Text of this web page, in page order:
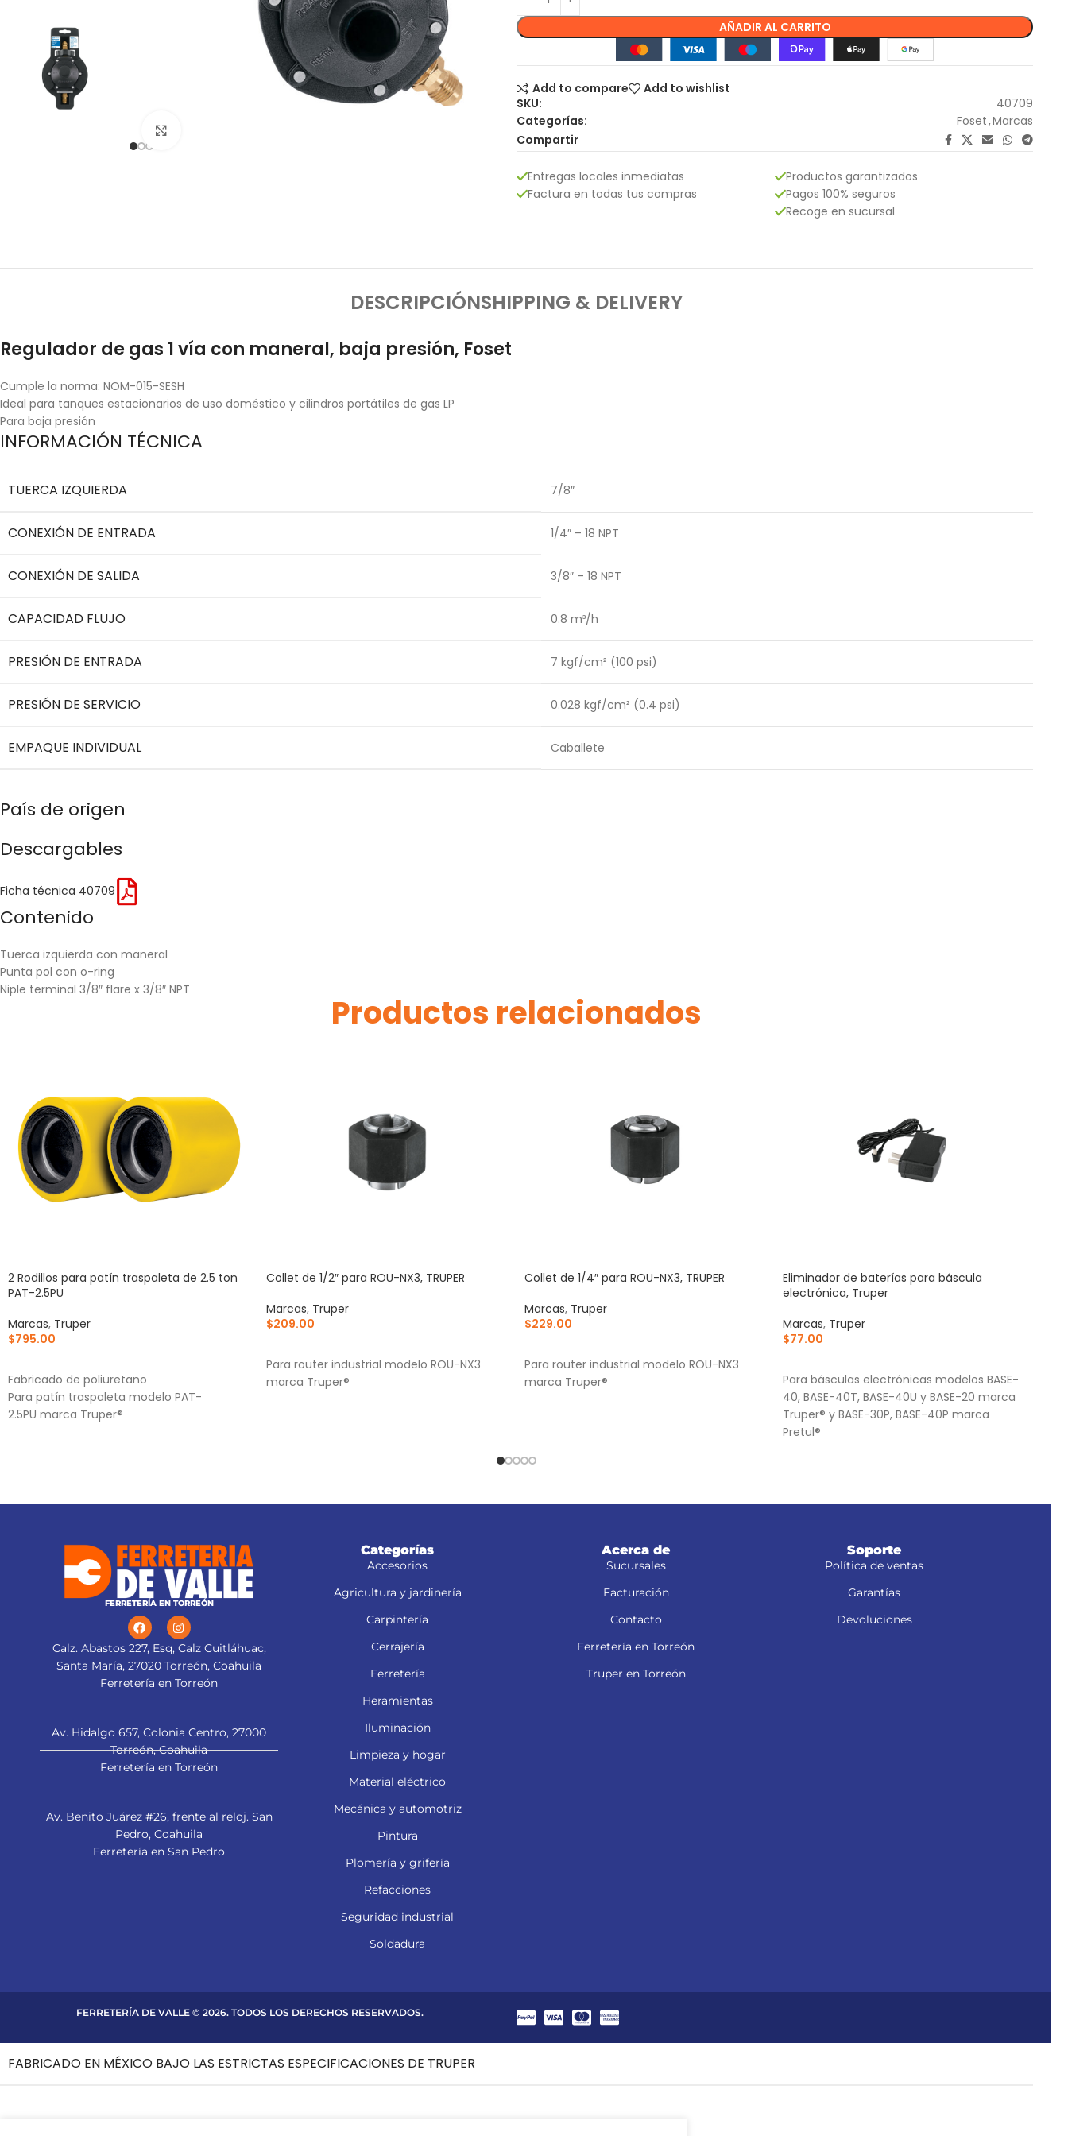
AÑADIR AL CARRITO
Add to compare
Add to wishlist
SKU:
40709
Categorías:
Foset,Marcas
Compartir
Entregas locales inmediatas
Factura en todas tus compras
Productos garantizados
Pagos 100% seguros
Recoge en sucursal
DESCRIPCIÓNSHIPPING & DELIVERY
Regulador de gas 1 vía con maneral, baja presión, Foset
Cumple la norma: NOM-015-SESH
Ideal para tanques estacionarios de uso doméstico y cilindros portátiles de gas LP
Para baja presión
INFORMACIÓN TÉCNICA
TUERCA IZQUIERDA 7/8″
CONEXIÓN DE ENTRADA 1/4″ – 18 NPT
CONEXIÓN DE SALIDA 3/8″ – 18 NPT
CAPACIDAD FLUJO 0.8 m³/h
PRESIÓN DE ENTRADA 7 kgf/cm² (100 psi)
PRESIÓN DE SERVICIO 0.028 kgf/cm² (0.4 psi)
EMPAQUE INDIVIDUAL Caballete
País de origen
Descargables
Ficha técnica 40709
Contenido
Tuerca izquierda con maneral
Punta pol con o-ring
Niple terminal 3/8″ flare x 3/8″ NPT
Productos relacionados
2 Rodillos para patín traspaleta de 2.5 ton
PAT-2.5PU
Marcas, Truper
$795.00
Fabricado de poliuretano
Para patín traspaleta modelo PAT-
2.5PU marca Truper®
Collet de 1/2″ para ROU-NX3, TRUPER
Marcas, Truper
$209.00
Para router industrial modelo ROU-NX3
marca Truper®
Collet de 1/4″ para ROU-NX3, TRUPER
Marcas, Truper
$229.00
Para router industrial modelo ROU-NX3
marca Truper®
Eliminador de baterías para báscula
electrónica, Truper
Marcas, Truper
$77.00
Para básculas electrónicas modelos BASE-
40, BASE-40T, BASE-40U y BASE-20 marca
Truper® y BASE-30P, BASE-40P marca
Pretul®
FERRETERÍA EN TORREÓN
Calz. Abastos 227, Esq, Calz Cuitláhuac,
Santa María, 27020 Torreón, Coahuila
Ferretería en Torreón
Av. Hidalgo 657, Colonia Centro, 27000
Torreón, Coahuila
Ferretería en Torreón
Av. Benito Juárez #26, frente al reloj. San
Pedro, Coahuila
Ferretería en San Pedro
Categorías
Accesorios
Agricultura y jardinería
Carpintería
Cerrajería
Ferretería
Heramientas
Iluminación
Limpieza y hogar
Material eléctrico
Mecánica y automotriz
Pintura
Plomería y grifería
Refacciones
Seguridad industrial
Soldadura
Acerca de
Sucursales
Facturación
Contacto
Ferretería en Torreón
Truper en Torreón
Soporte
Política de ventas
Garantías
Devoluciones
FERRETERÍA DE VALLE © 2026. TODOS LOS DERECHOS RESERVADOS.
FABRICADO EN MÉXICO BAJO LAS ESTRICTAS ESPECIFICACIONES DE TRUPER